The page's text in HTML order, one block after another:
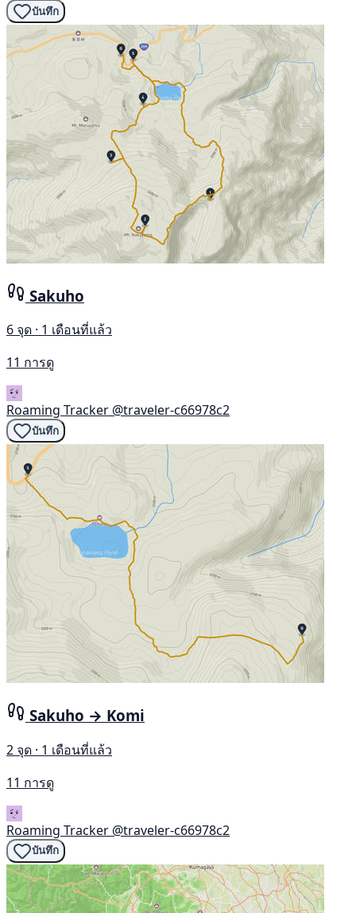
บันทึก
Sakuho
6 จุด · 1 เดือนที่แล้ว
11 การดู
Roaming Tracker @traveler-c66978c2
บันทึก
Sakuho → Komi
2 จุด · 1 เดือนที่แล้ว
11 การดู
Roaming Tracker @traveler-c66978c2
บันทึก